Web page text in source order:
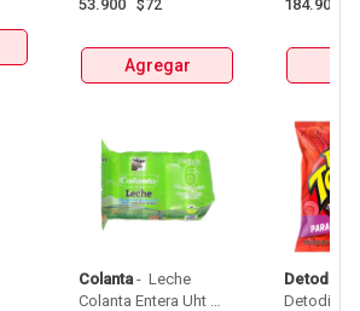
53.900
$72
Agregar
Colanta - Leche
Colanta Entera Uht
184.900
Detodito